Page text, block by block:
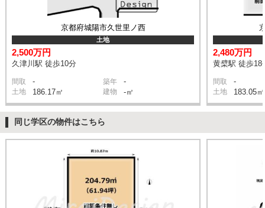
京都府城陽市久世里ノ西
土地
2,500万円
久津川駅 徒歩10分
間取 - 築年 -
土地 186.17㎡ 建物 -㎡
2,480万円
黄檗駅 徒歩18
間取 -
土地 183.05㎡
同じ学区の物件はこちら